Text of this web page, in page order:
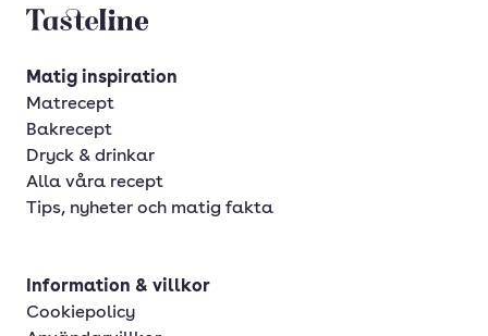
Tasteline startsida
Matig inspiration
Matrecept
Bakrecept
Dryck & drinkar
Alla våra recept
Tips, nyheter och matig fakta
Information & villkor
Cookiepolicy